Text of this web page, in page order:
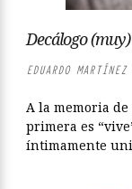
Decálogo
EDUARDO
A la memoria
primera es
íntimamente